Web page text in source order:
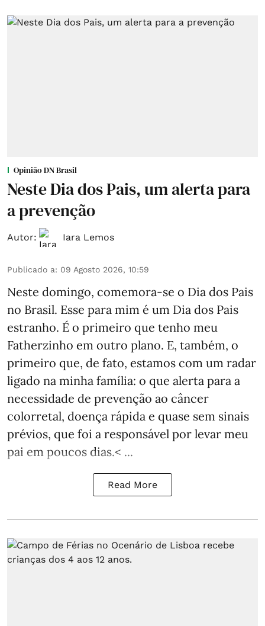
Opinião DN Brasil
Neste Dia dos Pais, um alerta para
a prevenção
Autor: Iara Lemos
Publicado a: 09 Agosto 2026, 10:59
Neste domingo, comemora-se o Dia dos Pais
no Brasil. Esse para mim é um Dia dos Pais
estranho. É o primeiro que tenho meu
Fatherzinho em outro plano. E, também, o
primeiro que, de fato, estamos com um radar
ligado na minha família: o que alerta para a
necessidade de prevenção ao câncer
colorretal, doença rápida e quase sem sinais
prévios, que foi a responsável por levar meu
pai em poucos dias.< ...
Read More